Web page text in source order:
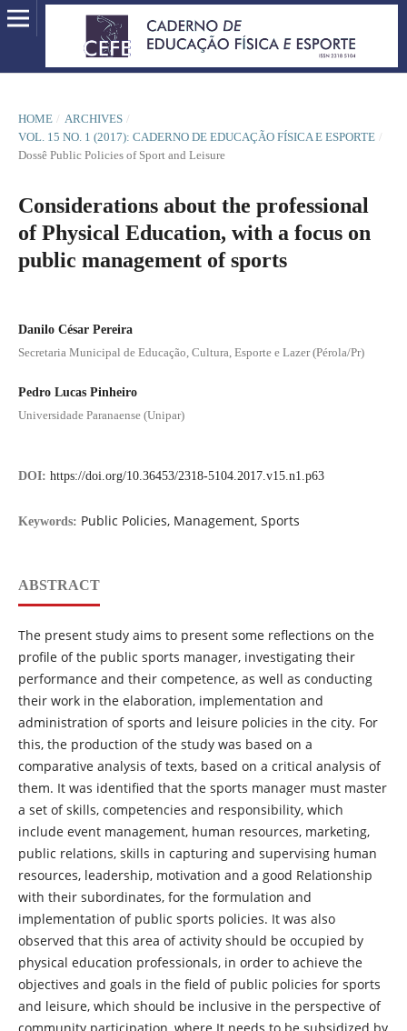
HOME / ARCHIVES /
VOL. 15 NO. 1 (2017): CADERNO DE EDUCAÇÃO FÍSICA E ESPORTE /
Dossê Public Policies of Sport and Leisure
Considerations about the professional
of Physical Education, with a focus on
public management of sports
Danilo César Pereira
Secretaria Municipal de Educação, Cultura, Esporte e Lazer (Pérola/Pr)
Pedro Lucas Pinheiro
Universidade Paranaense (Unipar)
DOI: https://doi.org/10.36453/2318-5104.2017.v15.n1.p63
Keywords: Public Policies, Management, Sports
ABSTRACT
The present study aims to present some reflections on the
profile of the public sports manager, investigating their
performance and their competence, as well as conducting
their work in the elaboration, implementation and
administration of sports and leisure policies in the city. For
this, the production of the study was based on a
comparative analysis of texts, based on a critical analysis of
them. It was identified that the sports manager must master
a set of skills, competencies and responsibility, which
include event management, human resources, marketing,
public relations, skills in capturing and supervising human
resources, leadership, motivation and a good Relationship
with their subordinates, for the formulation and
implementation of public sports policies. It was also
observed that this area of activity should be occupied by
physical education professionals, in order to achieve the
objectives and goals in the field of public policies for sports
and leisure, which should be inclusive in the perspective of